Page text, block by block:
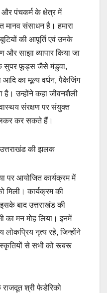
और पंचकर्म के क्षेत्र में
मानव संसाधन है। हमारा
की आपूर्ति एवं उनके
साझा व्यापार किया जा
सुपर फूड्स जैसे मंडुवा,
आदि का मूल्य वर्धन, पैकेजिंग
है। उन्होंने कहा जीवनशैली
संरक्षण पर संयुक्त
कर सकते हैं।
उत्तराखंड की झलक
पर आयोजित कार्यक्रम में
मिली। कार्यक्रम की
बाद उत्तराखंड की
का मन मोह लिया। इनमें
लोकप्रिय नृत्य रहे, जिन्होंने
से सभी को रूबरू
श्री फेडेरिको